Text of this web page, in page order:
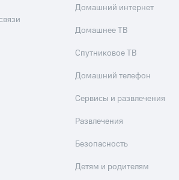
Домашний интернет
Домашнее ТВ
Спутниковое ТВ
Домашний телефон
Сервисы и развлечения
Развлечения
Безопасность
Детям и родителям